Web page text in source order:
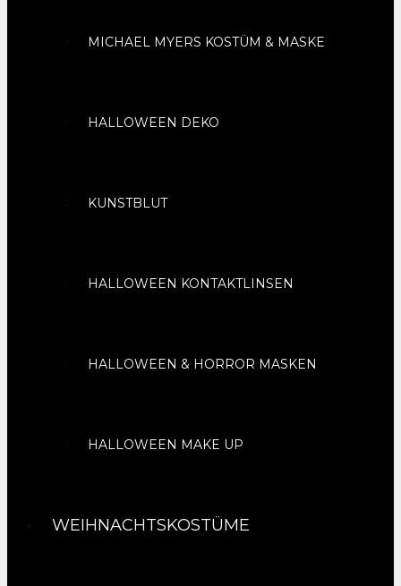
MICHAEL MYERS KOSTÜM & MASKE
HALLOWEEN DEKO
KUNSTBLUT
HALLOWEEN KONTAKTLINSEN
HALLOWEEN & HORROR MASKEN
HALLOWEEN MAKE UP
WEIHNACHTSKOSTÜME